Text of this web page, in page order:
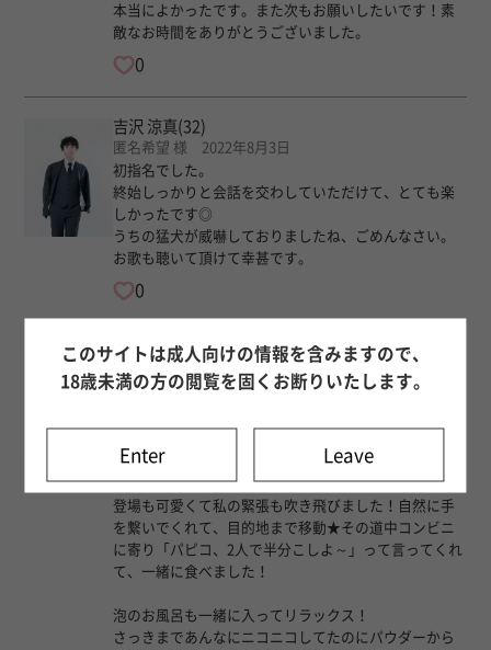
本当によかったです。また次もお願いしたいです！素
敵なお時間をありがとうございました。
0
吉沢 涼真(32)
匿名希望 様 2022年8月3日
初指名でした。
終始しっかりと会話を交わしていただけて、とても楽
しかったです◎
うちの猛犬が威嚇しておりましたね、ごめんなさい。
お歌も聴いて頂けて幸甚です。
0
吉沢 涼真(32)
匿名希望 様 2022年8月2日
かったです！
登場も可愛くて私の緊張も吹き飛びました！自然に手
を繋いでくれて、目的地まで移動★その道中コンビニ
に寄り「パピコ、2人で半分こしよ～」って言ってくれ
て、一緒に食べました！
泡のお風呂も一緒に入ってリラックス！
さっきまであんなにニコニコしてたのにパウダーから
このサイトは成人向けの情報を含みますので、
18歳未満の方の閲覧を固くお断りいたします。
Enter Leave